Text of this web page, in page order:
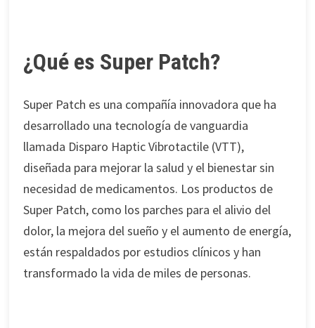
¿Qué es Super Patch?
Super Patch es una compañía innovadora que ha
desarrollado una tecnología de vanguardia
llamada Disparo Haptic Vibrotactile (VTT),
diseñada para mejorar la salud y el bienestar sin
necesidad de medicamentos. Los productos de
Super Patch, como los parches para el alivio del
dolor, la mejora del sueño y el aumento de energía,
están respaldados por estudios clínicos y han
transformado la vida de miles de personas.